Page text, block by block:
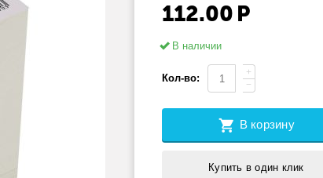
112.00 Р
В наличии
Кол-во:
+
−
В корзину
Купить в один клик